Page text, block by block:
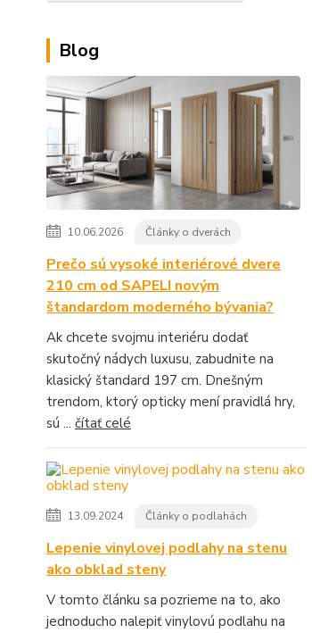
Blog
10.06.2026 Články o dverách
Prečo sú vysoké interiérové dvere
210 cm od SAPELI novým
štandardom moderného bývania?
Ak chcete svojmu interiéru dodať
skutočný nádych luxusu, zabudnite na
klasický štandard 197 cm. Dnešným
trendom, ktorý opticky mení pravidlá hry,
sú ... čítať celé
13.09.2024 Články o podlahách
Lepenie vinylovej podlahy na stenu
ako obklad steny
V tomto článku sa pozrieme na to, ako
jednoducho nalepiť vinylovú podlahu na